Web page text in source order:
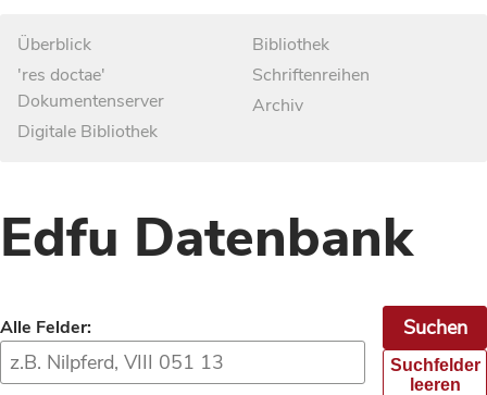
Überblick
'res doctae'
Dokumentenserver
Digitale Bibliothek
Bibliothek
Schriftenreihen
Archiv
Edfu Datenbank
Alle Felder:
Suchfelder
leeren